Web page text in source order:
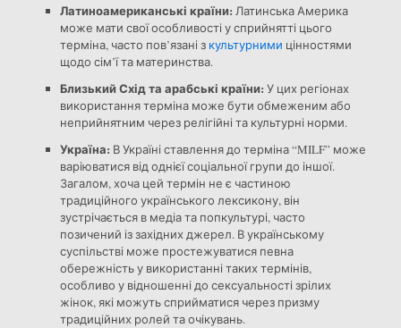
Латиноамериканські країни: Латинська Америка
може мати свої особливості у сприйнятті цього
терміна, часто пов’язані з культурними цінностями
щодо сім’ї та материнства.
Близький Схід та арабські країни: У цих регіонах
використання терміна може бути обмеженим або
неприйнятним через релігійні та культурні норми.
Україна: В Україні ставлення до терміна “MILF” може
варіюватися від однієї соціальної групи до іншої.
Загалом, хоча цей термін не є частиною
традиційного українського лексикону, він
зустрічається в медіа та попкультурі, часто
позичений із західних джерел. В українському
суспільстві може простежуватися певна
обережність у використанні таких термінів,
особливо у відношенні до сексуальності зрілих
жінок, які можуть сприйматися через призму
традиційних ролей та очікувань.